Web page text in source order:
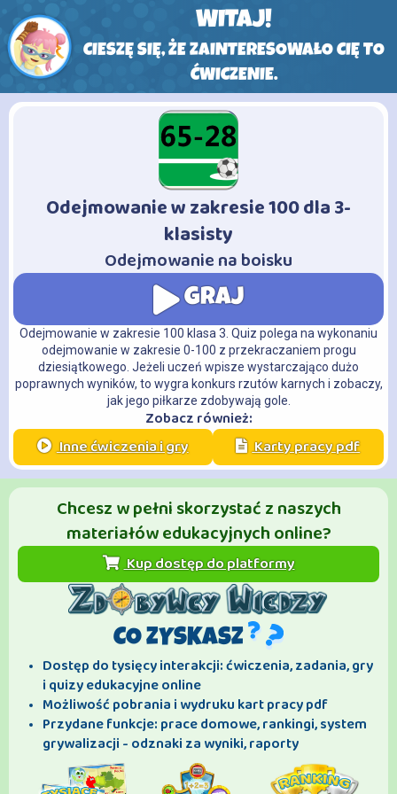
WITAJ!
CIESZĘ SIĘ, ŻE ZAINTERESOWAŁO CIĘ TO
ĆWICZENIE.
Odejmowanie w zakresie 100 dla 3-
klasisty
Odejmowanie na boisku
GRAJ
Odejmowanie w zakresie 100 klasa 3. Quiz polega na wykonaniu
odejmowanie w zakresie 0-100 z przekraczaniem progu
dziesiątkowego. Jeżeli uczeń wpisze wystarczająco dużo
poprawnych wyników, to wygra konkurs rzutów karnych i zobaczy,
jak jego piłkarze zdobywają gole.
Zobacz również:
Inne ćwiczenia i gry Karty pracy pdf
Chcesz w pełni skorzystać z naszych
materiałów edukacyjnych online?
Kup dostęp do platformy
CO ZYSKASZ
Dostęp do tysięcy interakcji: ćwiczenia, zadania, gry
i quizy edukacyjne online
Możliwość pobrania i wydruku kart pracy pdf
Przydane funkcje: prace domowe, rankingi, system
grywalizacji - odznaki za wyniki, raporty